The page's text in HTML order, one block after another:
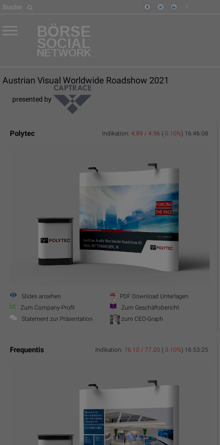
Suche
BÖRSE
SOCIAL
NETWORK
Austrian Visual Worldwide Roadshow 2021
presented by
Polytec Indikation: 4.89 / 4.96 (-0.10%) 16:46:08
Slides ansehen
PDF Download Unterlagen
Zum Company-Profil
Zum Geschäftsbericht
Statement zur Präsentation
zum CEO-Graph
Frequentis Indikation: 76.10 / 77.00 (-3.10%) 16:53:25